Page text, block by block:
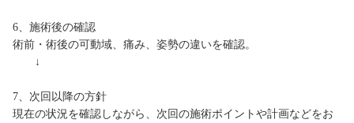
6、施術後の確認
術前・術後の可動域、痛み、姿勢の違いを確認。
↓
7、次回以降の方針
現在の状況を確認しながら、次回の施術ポイントや計画などをお